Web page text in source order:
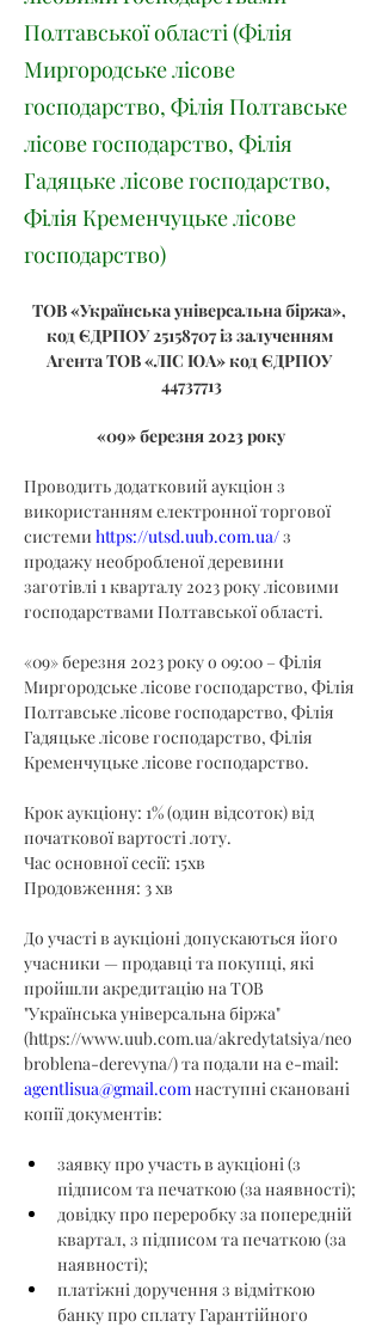
Полтавської області (Філія
Миргородське лісове
господарство, Філія Полтавське
лісове господарство, Філія
Гадяцьке лісове господарство,
Філія Кременчуцьке лісове
господарство)
ТОВ «Українська універсальна біржа»,
код ЄДРПОУ 25158707 із залученням
Агента ТОВ «ЛІС ЮА» код ЄДРПОУ
44737713
«09» березня 2023 року
Проводить додатковий аукціон з
використанням електронної торгової
системи https://utsd.uub.com.ua/ з
продажу необробленої деревини
заготівлі 1 кварталу 2023 року лісовими
господарствами Полтавської області.
«09» березня 2023 року о 09:00 – Філія
Миргородське лісове господарство, Філія
Полтавське лісове господарство, Філія
Гадяцьке лісове господарство, Філія
Кременчуцьке лісове господарство.
Крок аукціону: 1% (один відсоток) від
початкової вартості лоту.
Час основної сесії: 15хв
Продовження: 3 хв
До участі в аукціоні допускаються його
учасники — продавці та покупці, які
пройшли акредитацію на ТОВ
"Українська універсальна біржа"
(https://www.uub.com.ua/akredytatsiya/neo
broblena-derevyna/) та подали на e-mail:
agentlisua@gmail.com наступні скановані
копії документів:
заявку про участь в аукціоні (з
підписом та печаткою (за наявності);
довідку про переробку за попередній
квартал, з підписом та печаткою (за
наявності);
платіжні доручення з відміткою
банку про сплату Гарантійного